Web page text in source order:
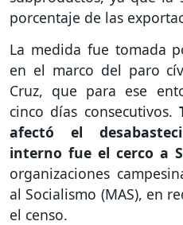
porcentaje de las
La medida fue tomada
en el marco del paro
Cruz, que para ese
cinco días consecutivos.
afectó el
interno fue el cerco a
organizaciones
al Socialismo (MAS), en
el censo.